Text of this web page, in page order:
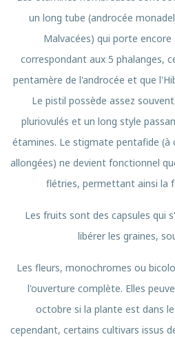
un long tube (androcée
Malvacées) qui porte
correspondant aux 5 phalanges,
pentamère de l'androcée et que
Le pistil possède assez
pluriovulés et un long style
étamines. Le stigmate pentafide (à
allongées) ne devient fonctionnel
flétries, permettant ainsi la
Les fruits sont des capsules qui
libérer les graines,
Les fleurs, monochromes ou
l'ouverture complète. Elles
octobre si la plante est dans
cependant, certains cultivars issus